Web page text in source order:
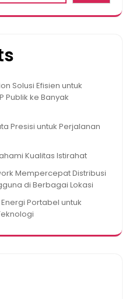
Solusi Efisien untuk
Publik ke Banyak
Presisi untuk Perjalanan
Kualitas Istirahat
Mempercepat Distribusi
di Berbagai Lokasi
Portabel untuk